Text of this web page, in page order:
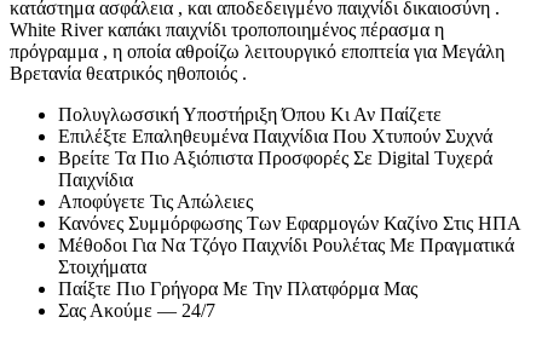
κατάστημα ασφάλεια , και αποδεδειγμένο παιχνίδι δικαιοσύνη .
White River καπάκι παιχνίδι τροποποιημένος πέρασμα η
πρόγραμμα , η οποία αθροίζω λειτουργικό εποπτεία για Μεγάλη
Βρετανία θεατρικός ηθοποιός .
Πολυγλωσσική Υποστήριξη Όπου Κι Αν Παίζετε
Επιλέξτε Επαληθευμένα Παιχνίδια Που Χτυπούν Συχνά
Βρείτε Τα Πιο Αξιόπιστα Προσφορές Σε Digital Τυχερά
Παιχνίδια
Αποφύγετε Τις Απώλειες
Κανόνες Συμμόρφωσης Των Εφαρμογών Καζίνο Στις ΗΠΑ
Μέθοδοι Για Να Τζόγο Παιχνίδι Ρουλέτας Με Πραγματικά
Στοιχήματα
Παίξτε Πιο Γρήγορα Με Την Πλατφόρμα Μας
Σας Ακούμε — 24/7